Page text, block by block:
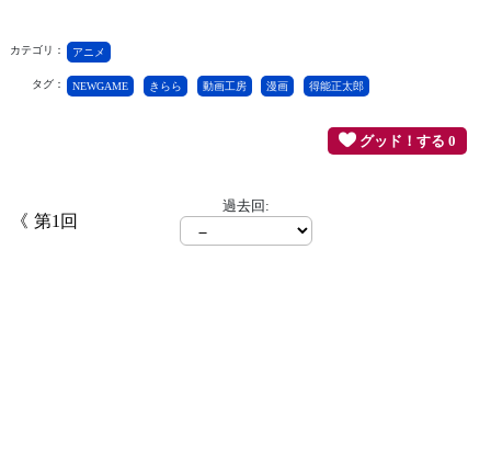
カテゴリ： アニメ
タグ： NEWGAME きらら 動画工房 漫画 得能正太郎
グッド！する 0
第1回
過去回: